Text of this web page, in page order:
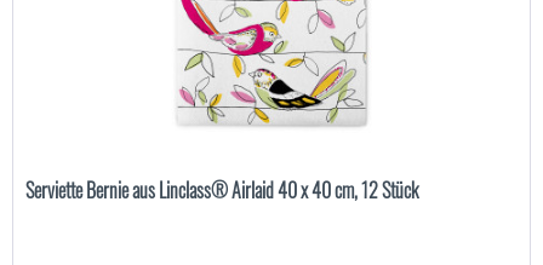
Serviette Bernie aus Linclass® Airlaid 40 x 40 cm, 12 Stück